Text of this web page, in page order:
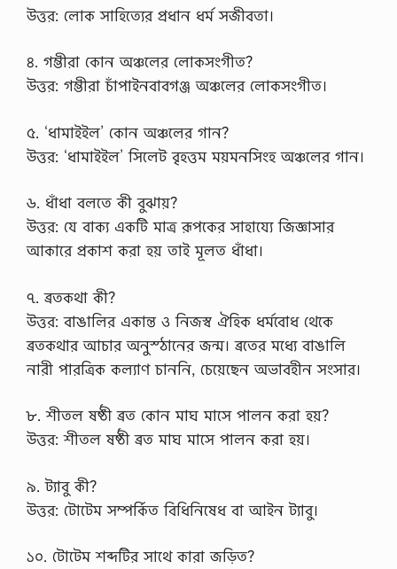
উত্তর: লোক সাহিত্যের প্রধান ধর্ম সজীবতা।
৪. গম্ভীরা কোন অঞ্চলের লোকসংগীত?
উত্তর: গম্ভীরা চাঁপাইনবাবগঞ্জ অঞ্চলের লোকসংগীত।
৫. ‘ধামাইইল’ কোন অঞ্চলের গান?
উত্তর: ‘ধামাইইল’ সিলেট বৃহত্তম ময়মনসিংহ অঞ্চলের গান।
৬. ধাঁধা বলতে কী বুঝায়?
উত্তর: যে বাক্য একটি মাত্র রূপকের সাহায্যে জিজ্ঞাসার
আকারে প্রকাশ করা হয় তাই মূলত ধাঁধা।
৭. ব্রতকথা কী?
উত্তর: বাঙালির একান্ত ও নিজস্ব ঐহিক ধর্মবোধ থেকে
ব্রতকথার আচার অনুস্ঠানের জন্ম। ব্রতের মধ্যে বাঙালি
নারী পারত্রিক কল্যাণ চাননি, চেয়েছেন অভাবহীন সংসার।
৮. শীতল ষষ্ঠী ব্রত কোন মাঘ মাসে পালন করা হয়?
উত্তর: শীতল ষষ্ঠী ব্রত মাঘ মাসে পালন করা হয়।
৯. ট্যাবু কী?
উত্তর: টোটেম সম্পর্কিত বিধিনিষেধ বা আইন ট্যাবু।
১০. টোটেম শব্দটির সাথে কারা জড়িত?